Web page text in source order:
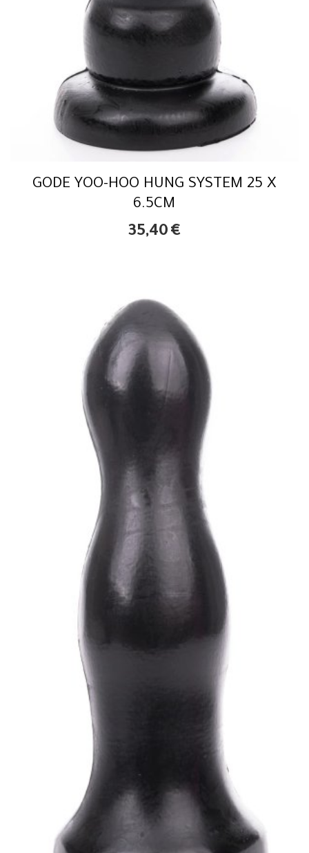
GODE YOO-HOO HUNG SYSTEM 25 X
6.5CM
35,40 €